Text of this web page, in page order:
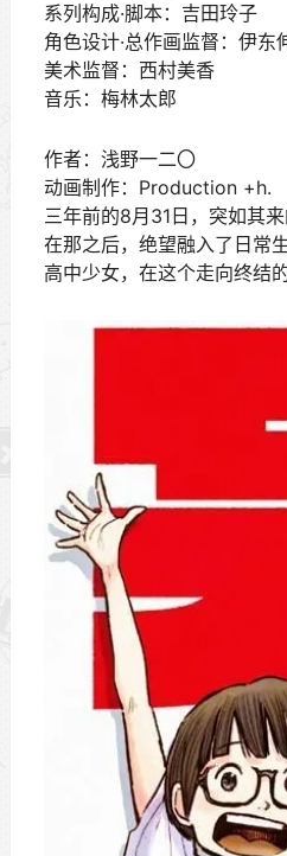
系列构成·脚本：吉田玲子
角色设计·总作画监督：伊东
美术监督：西村美香
音乐：梅林太郎
作者：浅野一二〇
动画制作：Production +h.
三年前的8月31日，突如其
在那之后，绝望融入了日常
高中少女，在这个走向终结